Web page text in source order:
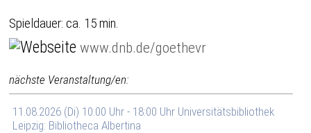
Spieldauer: ca. 15 min.
www.dnb.de/goethevr
nächste Veranstaltung/en:
11.08.2026 (Di) 10:00 Uhr - 18:00 Uhr Universitätsbibliothek
Leipzig: Bibliotheca Albertina